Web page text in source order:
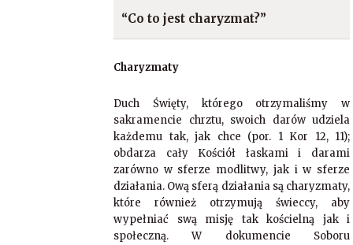
“Co to jest charyzmat?”
Charyzmaty
Duch Święty, którego otrzymaliśmy w
sakramencie chrztu, swoich darów udziela
każdemu tak, jak chce (por. 1 Kor 12, 11);
obdarza cały Kościół łaskami i darami
zarówno w sferze modlitwy, jak i w sferze
działania. Ową sferą działania są charyzmaty,
które również otrzymują świeccy, aby
wypełniać swą misję tak kościelną jak i
społeczną. W dokumencie Soboru